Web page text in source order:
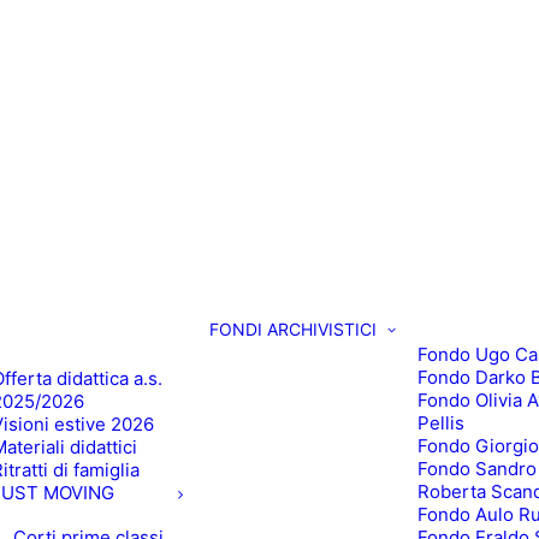
didattica a.s.
2026
estive 2026
didattici
di famiglia
MOVING
FONDI ARCHIVISTICI
Fondo Ugo
Fondo Darko
Fondo Olivia
Pellis
Fondo
Fondo
Roberta
Fondo Aulo